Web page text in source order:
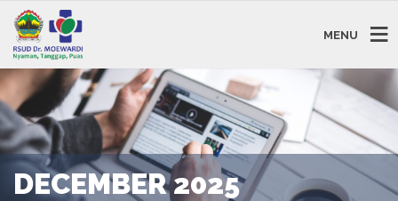
MENU
DECEMBER 2025